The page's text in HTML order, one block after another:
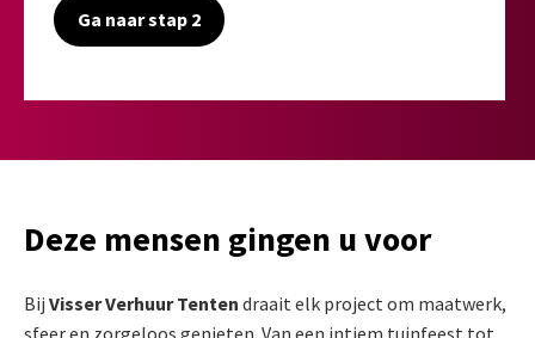
Ga naar stap 2
Deze mensen gingen u voor
Bij Visser Verhuur Tenten draait elk project om maatwerk,
sfeer en zorgeloos genieten. Van een intiem tuinfeest tot